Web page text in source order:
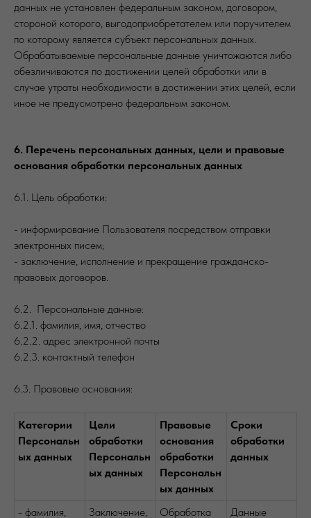
данных не установлен федеральным законом, договором,
стороной которого, выгодоприобретателем или поручителем
по которому является субъект персональных данных.
Обрабатываемые персональные данные уничтожаются либо
обезличиваются по достижении целей обработки или в
случае утраты необходимости в достижении этих целей, если
иное не предусмотрено федеральным законом.
6. Перечень персональных данных, цели и правовые
основания обработки персональных данных
6.1. Цель обработки:
- информирование Пользователя посредством отправки
электронных писем;
- заключение, исполнение и прекращение гражданско-
правовых договоров.
6.2. Персональные данные:
6.2.1. фамилия, имя, отчество
6.2.2. адрес электронной почты
6.2.3. контактный телефон
6.3. Правовые основания:
Категории
Персональн
ых данных
Цели
обработки
Персональн
ых данных
Правовые
основания
обработки
Персональн
ых данных
Сроки
обработки
данных
- фамилия,
Заключение,
Обработка
Данные